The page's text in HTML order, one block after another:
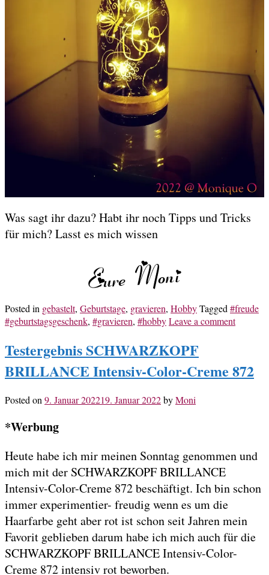
Was sagt ihr dazu? Habt ihr noch Tipps und Tricks
für mich? Lasst es mich wissen
Posted in gebastelt, Geburtstage, gravieren, HobbyTagged#freude
#geburtstagsgeschenk, #gravieren, #hobbyLeave a comment
Testergebnis SCHWARZKOPF
BRILLANCE Intensiv-Color-Creme 872
Posted on9. Januar 202219. Januar 2022byMoni
*Werbung
Heute habe ich mir meinen Sonntag genommen und
mich mit der SCHWARZKOPF BRILLANCE
Intensiv-Color-Creme 872 beschäftigt. Ich bin schon
immer experimentier- freudig wenn es um die
Haarfarbe geht aber rot ist schon seit Jahren mein
Favorit geblieben darum habe ich mich auch für die
SCHWARZKOPF BRILLANCE Intensiv-Color-
Creme 872 intensiv rot beworben.